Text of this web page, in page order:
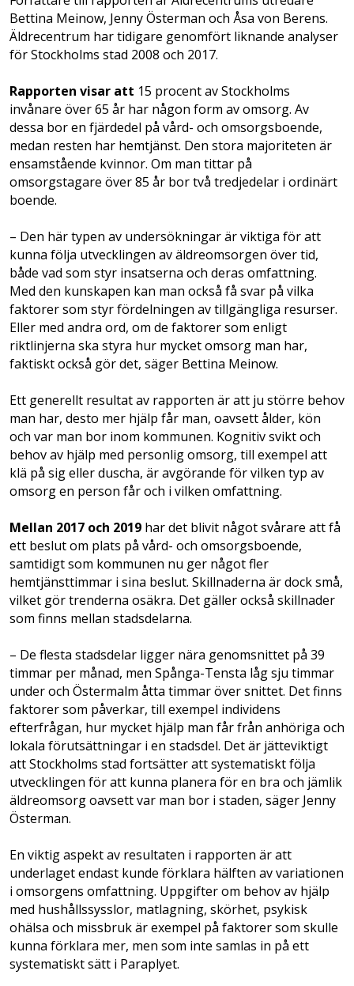
Bettina Meinow, Jenny Österman och Åsa von Berens.
Äldrecentrum har tidigare genomfört liknande analyser
för Stockholms stad 2008 och 2017.
Rapporten visar att 15 procent av Stockholms
invånare över 65 år har någon form av omsorg. Av
dessa bor en fjärdedel på vård- och omsorgsboende,
medan resten har hemtjänst. Den stora majoriteten är
ensamstående kvinnor. Om man tittar på
omsorgstagare över 85 år bor två tredjedelar i ordinärt
boende.
– Den här typen av undersökningar är viktiga för att
kunna följa utvecklingen av äldreomsorgen över tid,
både vad som styr insatserna och deras omfattning.
Med den kunskapen kan man också få svar på vilka
faktorer som styr fördelningen av tillgängliga resurser.
Eller med andra ord, om de faktorer som enligt
riktlinjerna ska styra hur mycket omsorg man har,
faktiskt också gör det, säger Bettina Meinow.
Ett generellt resultat av rapporten är att ju större behov
man har, desto mer hjälp får man, oavsett ålder, kön
och var man bor inom kommunen. Kognitiv svikt och
behov av hjälp med personlig omsorg, till exempel att
klä på sig eller duscha, är avgörande för vilken typ av
omsorg en person får och i vilken omfattning.
Mellan 2017 och 2019 har det blivit något svårare att få
ett beslut om plats på vård- och omsorgsboende,
samtidigt som kommunen nu ger något fler
hemtjänsttimmar i sina beslut. Skillnaderna är dock små,
vilket gör trenderna osäkra. Det gäller också skillnader
som finns mellan stadsdelarna.
– De flesta stadsdelar ligger nära genomsnittet på 39
timmar per månad, men Spånga-Tensta låg sju timmar
under och Östermalm åtta timmar över snittet. Det finns
faktorer som påverkar, till exempel individens
efterfrågan, hur mycket hjälp man får från anhöriga och
lokala förutsättningar i en stadsdel. Det är jätteviktigt
att Stockholms stad fortsätter att systematiskt följa
utvecklingen för att kunna planera för en bra och jämlik
äldreomsorg oavsett var man bor i staden, säger Jenny
Österman.
En viktig aspekt av resultaten i rapporten är att
underlaget endast kunde förklara hälften av variationen
i omsorgens omfattning. Uppgifter om behov av hjälp
med hushållssysslor, matlagning, skörhet, psykisk
ohälsa och missbruk är exempel på faktorer som skulle
kunna förklara mer, men som inte samlas in på ett
systematiskt sätt i Paraplyet.